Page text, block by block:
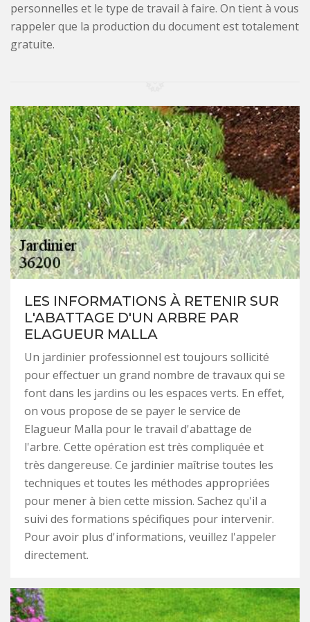
personnelles et le type de travail à faire. On tient à vous
rappeler que la production du document est totalement
gratuite.
LES INFORMATIONS À RETENIR SUR
L'ABATTAGE D'UN ARBRE PAR
ELAGUEUR MALLA
Un jardinier professionnel est toujours sollicité
pour effectuer un grand nombre de travaux qui se
font dans les jardins ou les espaces verts. En effet,
on vous propose de se payer le service de
Elagueur Malla pour le travail d'abattage de
l'arbre. Cette opération est très compliquée et
très dangereuse. Ce jardinier maîtrise toutes les
techniques et toutes les méthodes appropriées
pour mener à bien cette mission. Sachez qu'il a
suivi des formations spécifiques pour intervenir.
Pour avoir plus d'informations, veuillez l'appeler
directement.